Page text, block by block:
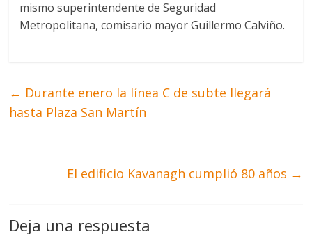
mismo superintendente de Seguridad
Metropolitana, comisario mayor Guillermo Calviño.
← Durante enero la línea C de subte llegará
hasta Plaza San Martín
El edificio Kavanagh cumplió 80 años →
Deja una respuesta